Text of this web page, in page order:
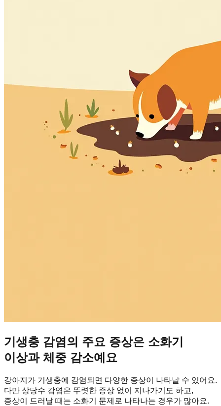
기생충 감염의 주요 증상은 소화기
이상과 체중 감소예요
강아지가 기생충에 감염되면 다양한 증상이 나타날 수 있어요.
다만 상당수 감염은 뚜렷한 증상 없이 지나가기도 하고,
증상이 드러날 때는 소화기 문제로 나타나는 경우가 많아요.